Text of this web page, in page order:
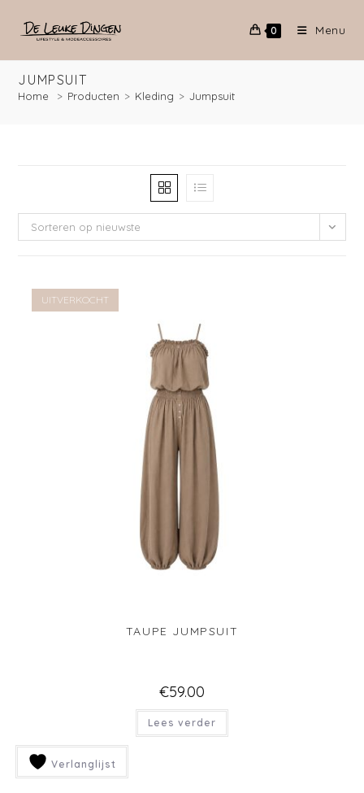
0 Menu
JUMPSUIT
Home > Producten > Kleding > Jumpsuit
Sorteren op nieuwste
UITVERKOCHT
TAUPE JUMPSUIT
€59.00
Lees verder
Verlanglijst